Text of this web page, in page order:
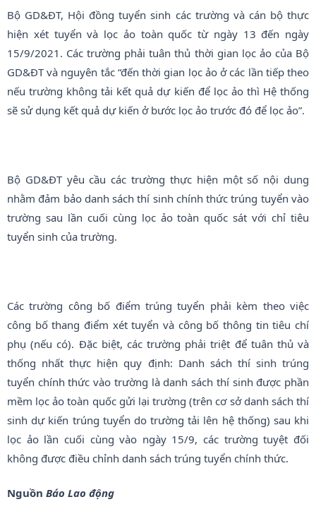
Bộ GD&ĐT, Hội đồng tuyển sinh các trường và cán bộ thực
hiện xét tuyển và lọc ảo toàn quốc từ ngày 13 đến ngày
15/9/2021. Các trường phải tuân thủ thời gian lọc ảo của Bộ
GD&ĐT và nguyên tắc “đến thời gian lọc ảo ở các lần tiếp theo
nếu trường không tải kết quả dự kiến để lọc ảo thì Hệ thống
sẽ sử dụng kết quả dự kiến ở bước lọc ảo trước đó để lọc ảo”.
Bộ GD&ĐT yêu cầu các trường thực hiện một số nội dung
nhằm đảm bảo danh sách thí sinh chính thức trúng tuyển vào
trường sau lần cuối cùng lọc ảo toàn quốc sát với chỉ tiêu
tuyển sinh của trường.
Các trường công bố điểm trúng tuyển phải kèm theo việc
công bố thang điểm xét tuyển và công bố thông tin tiêu chí
phụ (nếu có). Đặc biệt, các trường phải triệt để tuân thủ và
thống nhất thực hiện quy định: Danh sách thí sinh trúng
tuyển chính thức vào trường là danh sách thí sinh được phần
mềm lọc ảo toàn quốc gửi lại trường (trên cơ sở danh sách thí
sinh dự kiến trúng tuyển do trường tải lên hệ thống) sau khi
lọc ảo lần cuối cùng vào ngày 15/9, các trường tuyệt đối
không được điều chỉnh danh sách trúng tuyển chính thức.
Nguồn Báo Lao động